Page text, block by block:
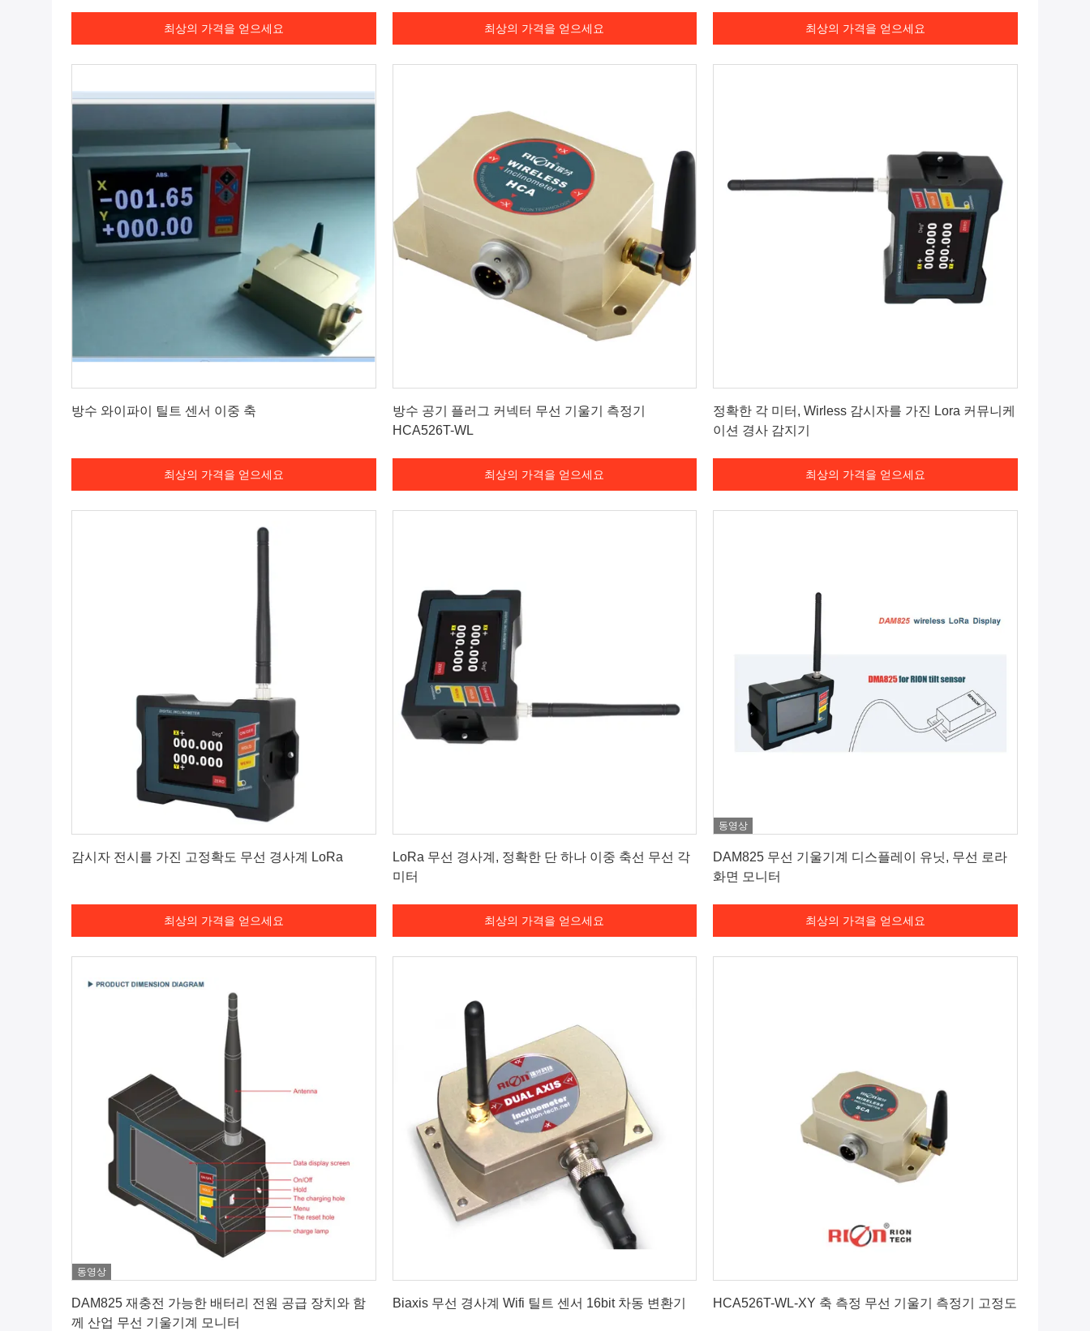
최상의 가격을 얻으세요 최상의 가격을 얻으세요 최상의 가격을 얻으세요
방수 와이파이 틸트 센서 이중 축
최상의 가격을 얻으세요
방수 공기 플러그 커넥터 무선 기울기 측정기
HCA526T-WL
최상의 가격을 얻으세요
정확한 각 미터, Wirless 감시자를 가진 Lora 커뮤니케
이션 경사 감지기
최상의 가격을 얻으세요
감시자 전시를 가진 고정확도 무선 경사계 LoRa
최상의 가격을 얻으세요
LoRa 무선 경사계, 정확한 단 하나 이중 축선 무선 각
미터
최상의 가격을 얻으세요
동영상
DAM825 무선 기울기계 디스플레이 유닛, 무선 로라
화면 모니터
최상의 가격을 얻으세요
동영상
DAM825 재충전 가능한 배터리 전원 공급 장치와 함
께 산업 무선 기울기계 모니터
Biaxis 무선 경사계 Wifi 틸트 센서 16bit 차동 변환기 HCA526T-WL-XY 축 측정 무선 기울기 측정기 고정도